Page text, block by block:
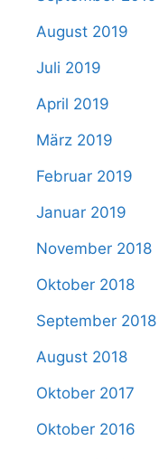
August 2019
Juli 2019
April 2019
März 2019
Februar 2019
Januar 2019
November 2018
Oktober 2018
September 2018
August 2018
Oktober 2017
Oktober 2016